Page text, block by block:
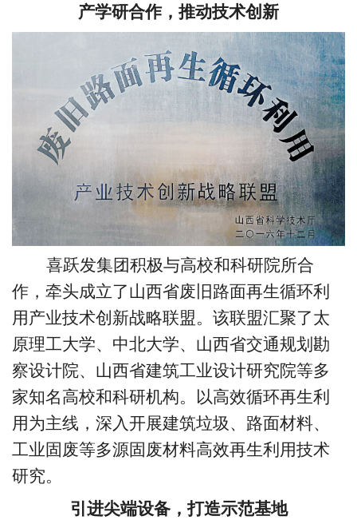
产学研合作，推动技术创新
喜跃发集团积极与高校和科研院所合
作，牵头成立了山西省废旧路面再生循环利
用产业技术创新战略联盟。该联盟汇聚了太
原理工大学、中北大学、山西省交通规划勘
察设计院、山西省建筑工业设计研究院等多
家知名高校和科研机构。以高效循环再生利
用为主线，深入开展建筑垃圾、路面材料、
工业固废等多源固废材料高效再生利用技术
研究。
引进尖端设备，打造示范基地